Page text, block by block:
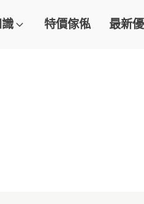
特價傢俬 最新